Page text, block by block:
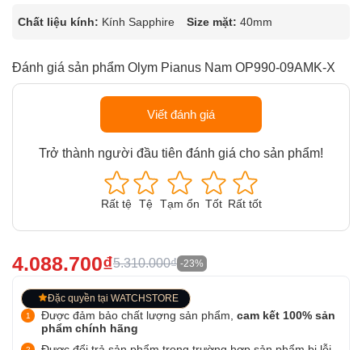
Chất liệu kính: Kính Sapphire Size mặt: 40mm
Đánh giá sản phẩm Olym Pianus Nam OP990-09AMK-X
Viết đánh giá
Trở thành người đầu tiên đánh giá cho sản phẩm!
Rất tệ Tệ Tạm ổn Tốt Rất tốt
4.088.700₫5.310.000₫ -23%
Đặc quyền tại WATCHSTORE
Được đảm bảo chất lượng sản phẩm, cam kết 100% sản
phẩm chính hãng